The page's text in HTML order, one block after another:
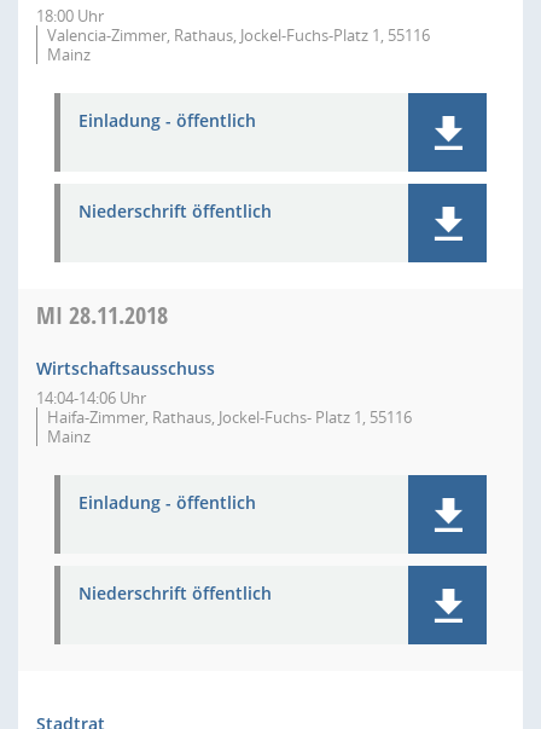
18:00 Uhr
Valencia-Zimmer, Rathaus, Jockel-Fuchs-Platz 1, 55116
Mainz
Einladung - öffentlich
Niederschrift öffentlich
MI 28.11.2018
Wirtschaftsausschuss
14:04-14:06 Uhr
Haifa-Zimmer, Rathaus, Jockel-Fuchs- Platz 1, 55116
Mainz
Einladung - öffentlich
Niederschrift öffentlich
Stadtrat